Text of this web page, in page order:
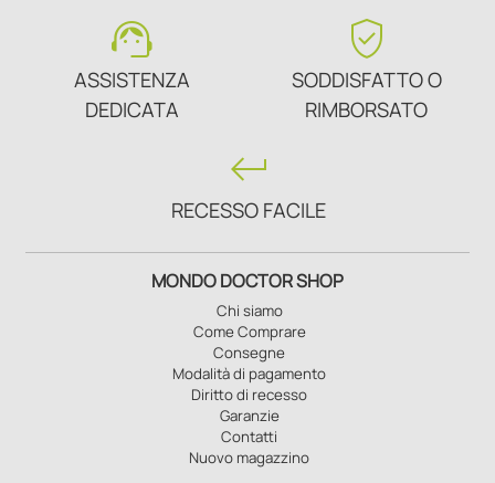
support_agent
ASSISTENZA
DEDICATA
verified_user
SODDISFATTO O
RIMBORSATO
keyboard_return
RECESSO FACILE
MONDO DOCTOR SHOP
Chi siamo
Come Comprare
Consegne
Modalità di pagamento
Diritto di recesso
Garanzie
Contatti
Nuovo magazzino